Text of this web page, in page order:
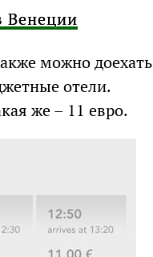
Венеции
можно доехать
отели.
же – 11 евро.